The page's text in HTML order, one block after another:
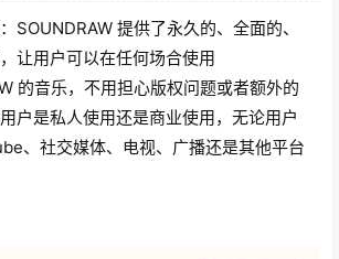
SOUNDRAW 提供了永久的、全面的、
让用户可以在任何场合使用
的音乐，不用担心版权问题或者额外的
户是私人使用还是商业使用，无论用户
、社交媒体、电视、广播还是其他平台